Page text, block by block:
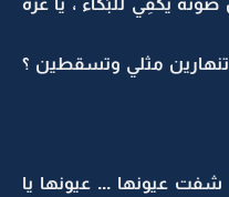
يكفِي للبُكاء ، يا عزة
تنهارين مثلي وتسقطين ؟
عيونها ... عيونها يا